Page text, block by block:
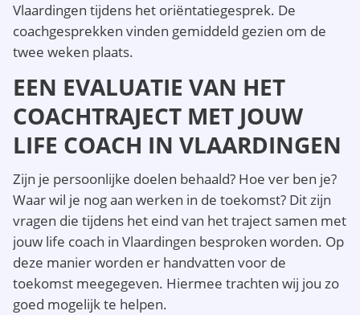
Vlaardingen tijdens het oriëntatiegesprek. De
coachgesprekken vinden gemiddeld gezien om de
twee weken plaats.
EEN EVALUATIE VAN HET
COACHTRAJECT MET JOUW
LIFE COACH IN VLAARDINGEN
Zijn je persoonlijke doelen behaald? Hoe ver ben je?
Waar wil je nog aan werken in de toekomst? Dit zijn
vragen die tijdens het eind van het traject samen met
jouw life coach in Vlaardingen besproken worden. Op
deze manier worden er handvatten voor de
toekomst meegegeven. Hiermee trachten wij jou zo
goed mogelijk te helpen.